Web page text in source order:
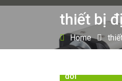
thiết bị
Home
dõi